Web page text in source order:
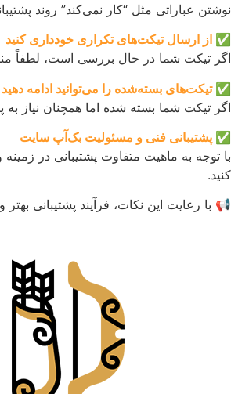
نوشتن عباراتی مثل “کار نمی‌کند” روند
✅ از ارسال تیکت‌های تکراری خودداری کنید
اگر تیکت شما در حال بررسی است، لطفاً
✅تیکت‌های بسته‌شده را می‌توانید ادامه دهید
اگر تیکت شما بسته شده اما همچنان نیاز به
✅ پشتیبانی فنی و مسئولیت بک‌آپ سایت
با توجه به ماهیت متفاوت پشتیبانی در
کنید.
📢 با رعایت این نکات، فرآیند پشتیبانی